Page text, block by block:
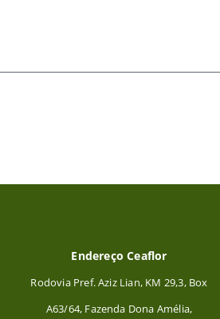
Endereço Ceaflor
Rodovia Pref. Aziz Lian, KM 29,3, Box
A63/64, Fazenda Dona Amélia,